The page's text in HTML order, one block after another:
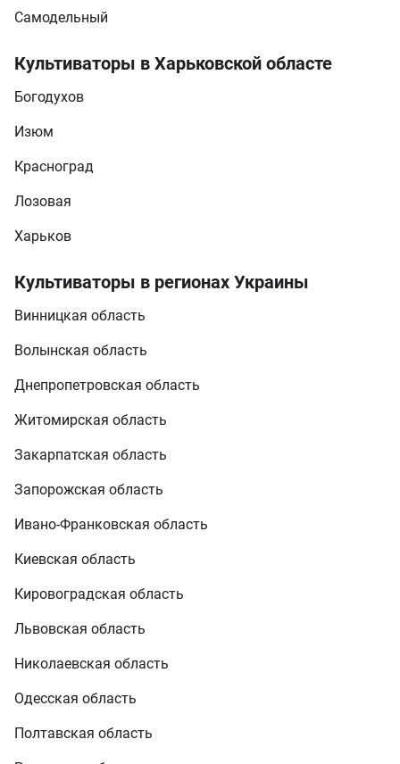
Самодельный
Культиваторы в Харьковской областе
Богодухов
Изюм
Красноград
Лозовая
Харьков
Культиваторы в регионах Украины
Винницкая область
Волынская область
Днепропетровская область
Житомирская область
Закарпатская область
Запорожская область
Ивано-Франковская область
Киевская область
Кировоградская область
Львовская область
Николаевская область
Одесская область
Полтавская область